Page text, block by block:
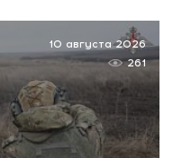
10 августа 2026
261